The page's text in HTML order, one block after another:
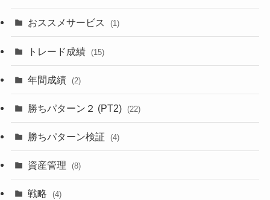
おススメサービス (1)
トレード成績 (15)
年間成績 (2)
勝ちパターン２ (PT2) (22)
勝ちパターン検証 (4)
資産管理 (8)
戦略 (4)